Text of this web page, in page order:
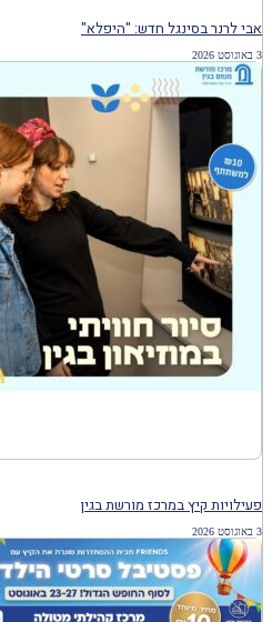
אבי לרנר בסינגל חדש: "היפלא"
3 באוגוסט 2026
פעילויות קיץ במרכז מורשת בגין
3 באוגוסט 2026